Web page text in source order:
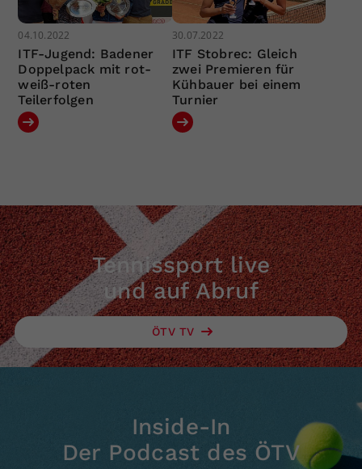
04.10.2022
ITF-Jugend: Badener
Doppelpack mit rot-
weiß-roten
Teilerfolgen
30.07.2022
ITF Stobrec: Gleich
zwei Premieren für
Kühbauer bei einem
Turnier
Tennissport live
und auf Abruf
ÖTV TV
Inside-In
Der Podcast des ÖTV